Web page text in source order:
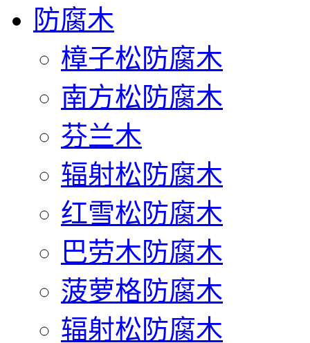
防腐木
樟子松防腐木
南方松防腐木
芬兰木
辐射松防腐木
红雪松防腐木
巴劳木防腐木
菠萝格防腐木
辐射松防腐木